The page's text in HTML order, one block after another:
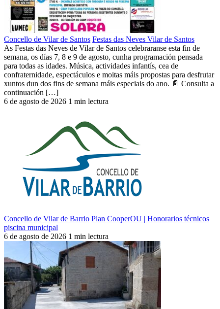
Concello de Vilar de Santos Festas das Neves Vilar de Santos
As Festas das Neves de Vilar de Santos celebraranse esta fin de
semana, os días 7, 8 e 9 de agosto, cunha programación pensada
para todas as idades. Música, actividades infantís, cea de
confraternidade, espectáculos e moitas máis propostas para desfrutar
xuntos dun dos fins de semana máis especiais do ano. 📄 Consulta a
continuación […]
6 de agosto de 2026 1 min lectura
Concello de Vilar de Barrio Plan CooperOU | Honorarios técnicos
piscina municipal
6 de agosto de 2026 1 min lectura